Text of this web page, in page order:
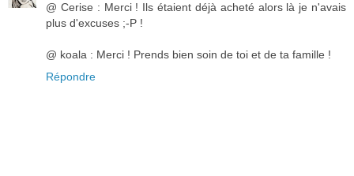
@ Cerise : Merci ! Ils étaient déjà acheté alors là je n'avais
plus d'excuses ;-P !
@ koala : Merci ! Prends bien soin de toi et de ta famille !
Répondre